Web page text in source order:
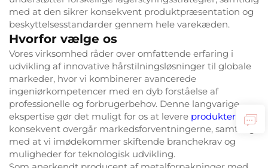
med at den sikrer konsekvent produktpræsentation og
beskyttelsesstandarder gennem hele varekæden.
Hvorfor vælge os
Vores virksomhed råder over omfattende erfaring i
udvikling af innovative hårstilningsløsninger til globale
markeder, hvor vi kombinerer avancerede
ingeniørkompetencer med en dyb forståelse af
professionelle og forbrugerbehov. Denne langvarige
ekspertise gør det muligt for os at levere produkter
der
konsekvent overgår markedsforventningerne, samtidig
med at vi imødekommer skiftende branchekrav og
muligheder for teknologisk udvikling.